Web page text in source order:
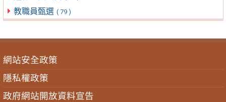
教職員甄選 ( 79 )
網站安全政策
隱私權政策
政府網站開放資料宣告